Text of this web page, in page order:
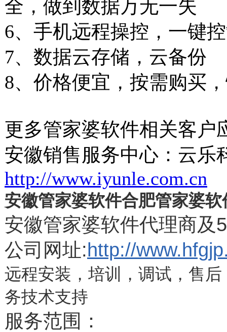
全，做到数据万无一失
6、手机远程操控，一键
7、数据云存储，云备份
8、价格便宜，按需购买
更多管家婆软件相关客户
安徽销售服务中心：云乐
http://www.iyunle.com.cn
安徽管家婆软件合肥管家婆
安徽管家婆软件代理商及
公司网址: http://
远程安装，培训，调试，售后
务技术支持
服务范围：